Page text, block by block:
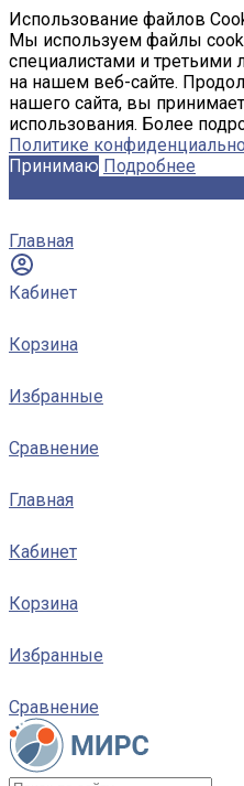
Использование файлов
Мы используем файлы
специалистами и третьими
на нашем веб-сайте.
нашего сайта, вы
использования. Более
Политике
Принимаю Подробнее
Главная
Кабинет
Корзина
Избранные
Сравнение
Главная
Кабинет
Корзина
Избранные
Сравнение